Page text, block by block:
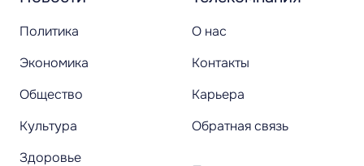
Политика
Экономика
Общество
Культура
Здоровье
О нас
Контакты
Карьера
Обратная связь